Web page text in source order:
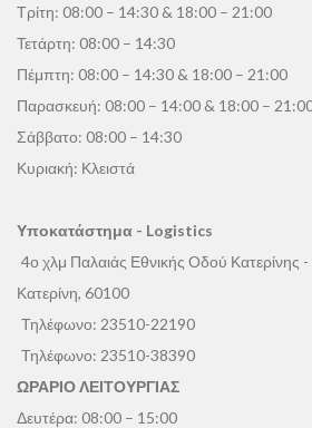
Τρίτη: 08:00 – 14:30 & 18:00 – 21:00
Τετάρτη: 08:00 – 14:30
Πέμπτη: 08:00 – 14:30 & 18:00 – 21:00
Παρασκευή: 08:00 – 14:00 & 18:00 –
Σάββατο: 08:00 – 14:30
Κυριακή: Κλειστά
Υποκατάστημα - Logistics
4ο χλμ Παλαιάς Εθνικής Οδού Κατερίνης
Κατερίνη, 60100
Τηλέφωνο: 23510-22190
Τηλέφωνο: 23510-38390
ΩΡΑΡΙΟ ΛΕΙΤΟΥΡΓΙΑΣ
Δευτέρα: 08:00 – 15:00